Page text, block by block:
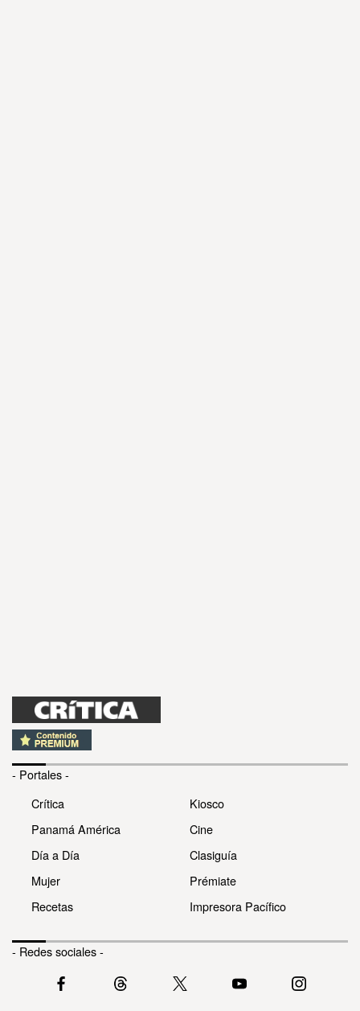
- Portales -
Crítica
Panamá América
Día a Día
Mujer
Recetas
Kiosco
Cine
Clasiguía
Prémiate
Impresora Pacífico
- Redes sociales -